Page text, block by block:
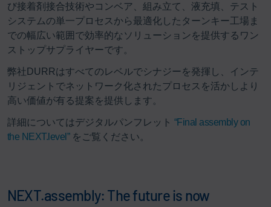
び接着剤接合技術やコンベア、組み立て、液充填、テスト
システムの単一プロセスから最適化したターンキー工場ま
での幅広い範囲で効率的なソリューションを提供するワン
ストップサプライヤーです。
弊社DURRはすべてのレベルでシナジーを発揮し、インテ
リジェントでネットワーク化されたプロセスを活かしより
高い価値が有る提案を提供します。
詳細についてはデジタルパンフレット “Final assembly on
the NEXT.level”をご覧ください。
NEXT.assembly: The future is now